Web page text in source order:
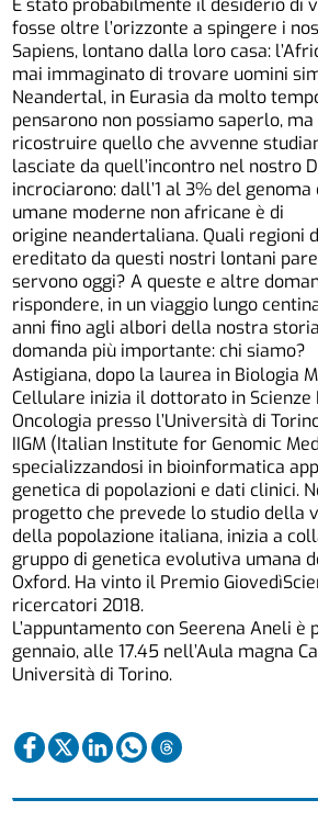
fosse oltre l’orizzonte a spingere i
Sapiens, lontano dalla loro casa:
mai immaginato di trovare uomini
Neandertal, in Eurasia da molto
pensarono non possiamo saperlo,
ricostruire quello che avvenne
lasciate da quell’incontro nel nostro
incrociarono: dall’1 al 3% del
umane moderne non africane è di
origine neandertaliana. Quali regioni
ereditato da questi nostri lontani
servono oggi? A queste e altre
rispondere, in un viaggio lungo
anni fino agli albori della nostra
domanda più importante: chi siamo?
Astigiana, dopo la laurea in Biologia
Cellulare inizia il dottorato in Scienze
Oncologia presso l’Università di
IIGM (Italian Institute for Genomic
specializzandosi in bioinformatica
genetica di popolazioni e dati clinici.
progetto che prevede lo studio della
della popolazione italiana, inizia a
gruppo di genetica evolutiva umana
Oxford. Ha vinto il Premio
ricercatori 2018.
L’appuntamento con Seerena Aneli è
gennaio, alle 17.45 nell’Aula magna
Università di Torino.